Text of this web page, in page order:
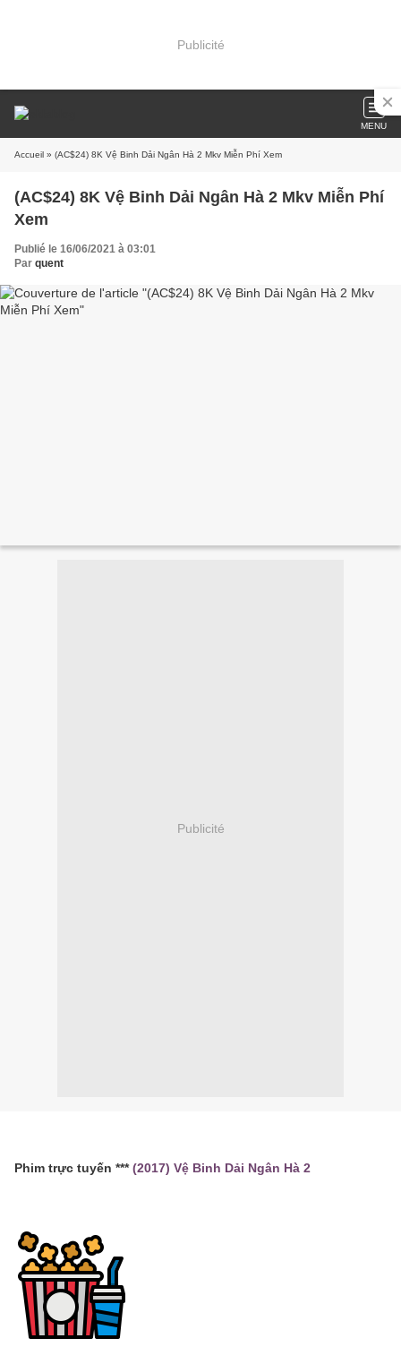
Publicité
MENU
Accueil » (AC$24) 8K Vệ Binh Dải Ngân Hà 2 Mkv Miễn Phí Xem
(AC$24) 8K Vệ Binh Dải Ngân Hà 2 Mkv Miễn Phí
Xem
Publié le 16/06/2021 à 03:01
Par quent
Publicité
Phim trực tuyến ***(2017) Vệ Binh Dải Ngân Hà 2